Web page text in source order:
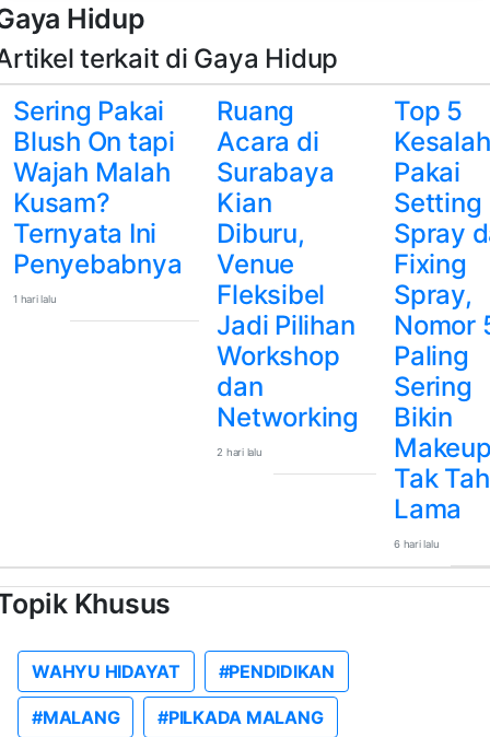
Hidup
terkait di Gaya Hidup
Sering Pakai
Blush On tapi
Wajah Malah
Kusam?
Ternyata Ini
Penyebabnya
1 hari lalu
Ruang
Acara di
Surabaya
Kian
Diburu,
Venue
Fleksibel
Jadi Pilihan
Workshop
dan
Networking
2 hari lalu
Top 5
Pakai
Setting
Spray
Fixing
Spray,
Nomor
Paling
Sering
Bikin
Tak
Lama
6 hari lalu
Khusus
WAHYU HIDAYAT #PENDIDIKAN
#MALANG #PILKADA MALANG